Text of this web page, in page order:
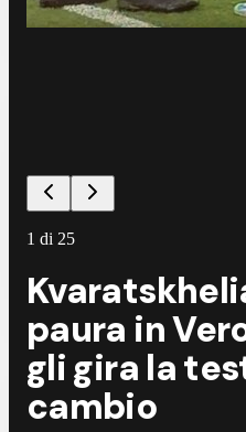
1 di 25
paura in
gli gira la
cambio